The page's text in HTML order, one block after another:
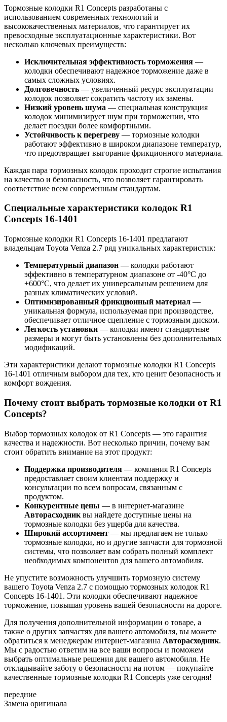
Тормозные колодки R1 Concepts разработаны с
использованием современных технологий и
высококачественных материалов, что гарантирует их
превосходные эксплуатационные характеристики. Вот
несколько ключевых преимуществ:
Исключительная эффективность торможения —
колодки обеспечивают надежное торможение даже в
самых сложных условиях.
Долговечность — увеличенный ресурс эксплуатации
колодок позволяет сократить частоту их замены.
Низкий уровень шума — специальная конструкция
колодок минимизирует шум при торможении, что
делает поездки более комфортными.
Устойчивость к перегреву — тормозные колодки
работают эффективно в широком диапазоне температур,
что предотвращает выгорание фрикционного материала.
Каждая пара тормозных колодок проходит строгие испытания
на качество и безопасность, что позволяет гарантировать
соответствие всем современным стандартам.
Специальные характеристики колодок R1
Concepts 16-1401
Тормозные колодки R1 Concepts 16-1401 предлагают
владельцам Toyota Venza 2.7 ряд уникальных характеристик:
Температурный диапазон — колодки работают
эффективно в температурном диапазоне от -40°C до
+600°C, что делает их универсальным решением для
разных климатических условий.
Оптимизированный фрикционный материал —
уникальная формула, используемая при производстве,
обеспечивает отличное сцепление с тормозным диском.
Легкость установки — колодки имеют стандартные
размеры и могут быть установлены без дополнительных
модификаций.
Эти характеристики делают тормозные колодки R1 Concepts
16-1401 отличным выбором для тех, кто ценит безопасность и
комфорт вождения.
Почему стоит выбрать тормозные колодки от R1
Concepts?
Выбор тормозных колодок от R1 Concepts — это гарантия
качества и надежности. Вот несколько причин, почему вам
стоит обратить внимание на этот продукт:
Поддержка производителя — компания R1 Concepts
предоставляет своим клиентам поддержку и
консультации по всем вопросам, связанным с
продуктом.
Конкурентные цены — в интернет-магазине
Авторасходник вы найдете доступные цены на
тормозные колодки без ущерба для качества.
Широкий ассортимент — мы предлагаем не только
тормозные колодки, но и другие запчасти для тормозной
системы, что позволяет вам собрать полный комплект
необходимых компонентов для вашего автомобиля.
Не упустите возможность улучшить тормозную систему
вашего Toyota Venza 2.7 с помощью тормозных колодок R1
Concepts 16-1401. Эти колодки обеспечивают надежное
торможение, повышая уровень вашей безопасности на дороге.
Для получения дополнительной информации о товаре, а
также о других запчастях для вашего автомобиля, вы можете
обратиться к менеджерам интернет-магазина Авторасходник.
Мы с радостью ответим на все ваши вопросы и поможем
выбрать оптимальные решения для вашего автомобиля. Не
откладывайте заботу о безопасности на потом — покупайте
качественные тормозные колодки R1 Concepts уже сегодня!
передние
Замена оригинала